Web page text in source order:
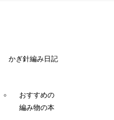
かぎ針編み日記
おすすめの
編み物の本